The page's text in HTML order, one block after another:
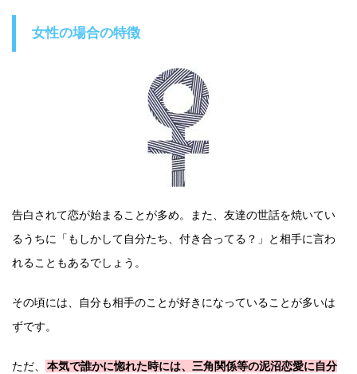
女性の場合の特徴
告白されて恋が始まることが多め。また、友達の世話を焼いてい
るうちに「もしかして自分たち、付き合ってる？」と相手に言わ
れることもあるでしょう。
その頃には、自分も相手のことが好きになっていることが多いは
ずです。
ただ、
本気で誰かに惚れた時には、三角関係等の泥沼恋愛に自分